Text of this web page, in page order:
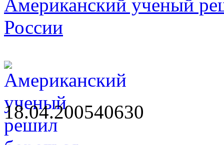
Американский ученый
России
18.04.200540630